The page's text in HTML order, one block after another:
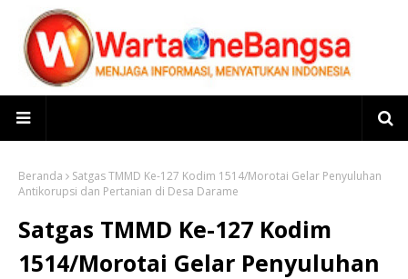
Beranda
Satgas TMMD Ke-127 Kodim 1514/Morotai Gelar Penyuluhan
Antikorupsi dan Pertanian di Desa Darame
Satgas TMMD Ke-127 Kodim
1514/Morotai Gelar Penyuluhan